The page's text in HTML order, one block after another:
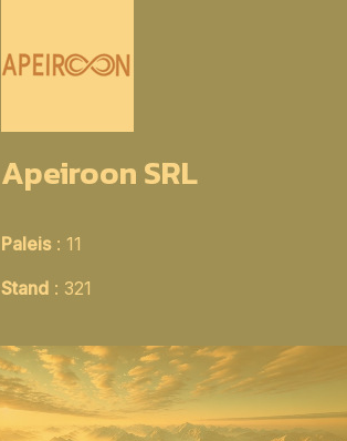
Apeiroon SRL
Paleis: 11
Stand: 321